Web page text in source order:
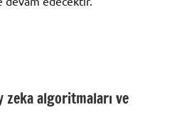
zeka algoritmaları ve